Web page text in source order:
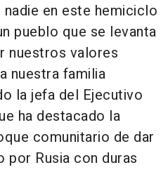
en este hemiciclo
pueblo que se levanta
nuestros valores
nuestra familia
la jefa del Ejecutivo
ha destacado la
comunitario de dar
por Rusia con duras